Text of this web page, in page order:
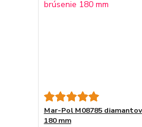
Mar-Pol M08785
180 mm